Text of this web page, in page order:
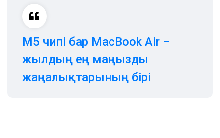
M5 чипі бар MacBook Air –
жылдың ең маңызды
жаңалықтарының бірі